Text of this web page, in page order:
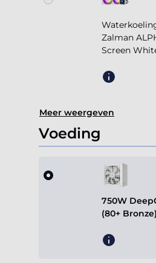
Zalman
Screen
Meer weergeven
Voeding
750W
(80+ Bronze)